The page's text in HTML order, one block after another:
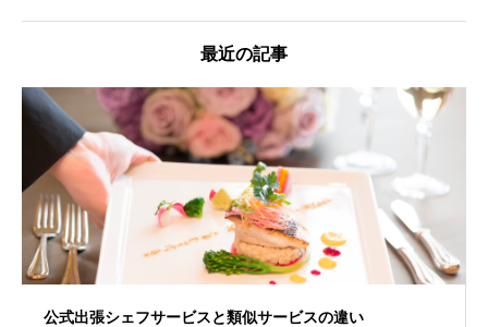
最近の記事
公式出張シェフサービスと類似サービスの違い